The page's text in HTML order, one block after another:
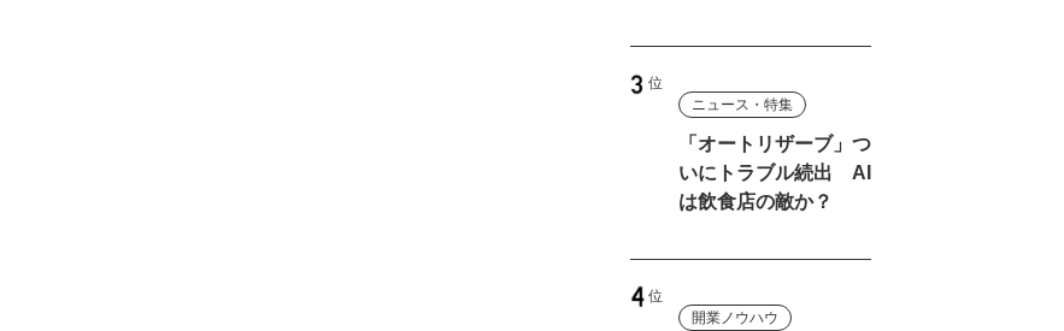
ニュース・特集
「オートリザーブ」つ
いにトラブル続出 AI
は飲食店の敵か？
開業ノウハウ